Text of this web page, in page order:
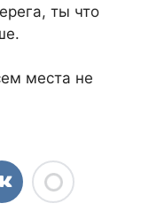
ты что
места не